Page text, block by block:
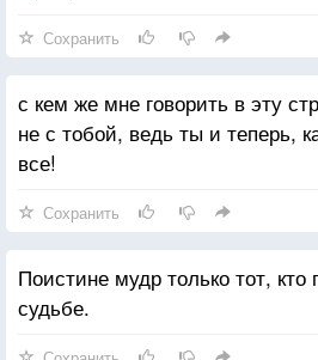
Сохранить
с кем же мне говорить в эту
не с тобой, ведь ты и теперь,
все!
Сохранить
Поистине мудр только тот, кто
судьбе.